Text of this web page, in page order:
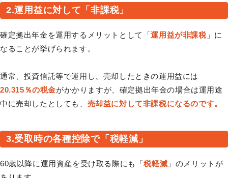
2.運用益に対して「非課税」
確定拠出年金を運用するメリットとして「運用益が非課税」に
なることが挙げられます。
通常、投資信託等で運用し、売却したときの運用益には
20.315％の税金がかかりますが、確定拠出年金の場合は運用途
中に売却したとしても、 売却益に対して非課税になるのです。
3.受取時の各種控除で「税軽減」
60歳以降に運用資産を受け取る際にも「税軽減 」のメリットが